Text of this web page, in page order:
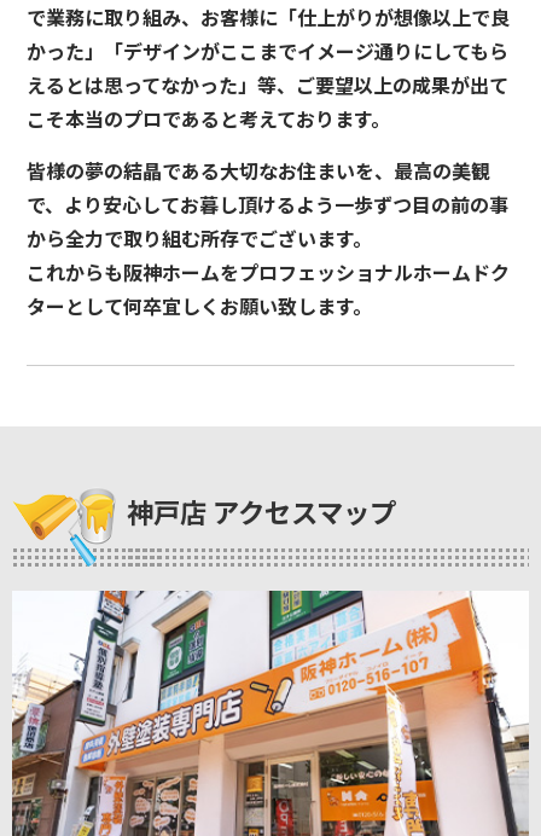
で業務に取り組み、お客様に「仕上がりが想像以上で良
かった」「デザインがここまでイメージ通りにしてもら
えるとは思ってなかった」等、ご要望以上の成果が出て
こそ本当のプロであると考えております。
皆様の夢の結晶である大切なお住まいを、最高の美観
で、より安心してお暮し頂けるよう一歩ずつ目の前の事
から全力で取り組む所存でございます。
これからも阪神ホームをプロフェッショナルホームドク
ターとして何卒宜しくお願い致します。
神戸店 アクセスマップ